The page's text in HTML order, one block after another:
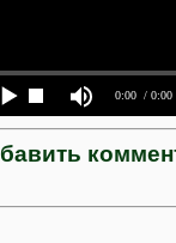
0:00 / 0:00